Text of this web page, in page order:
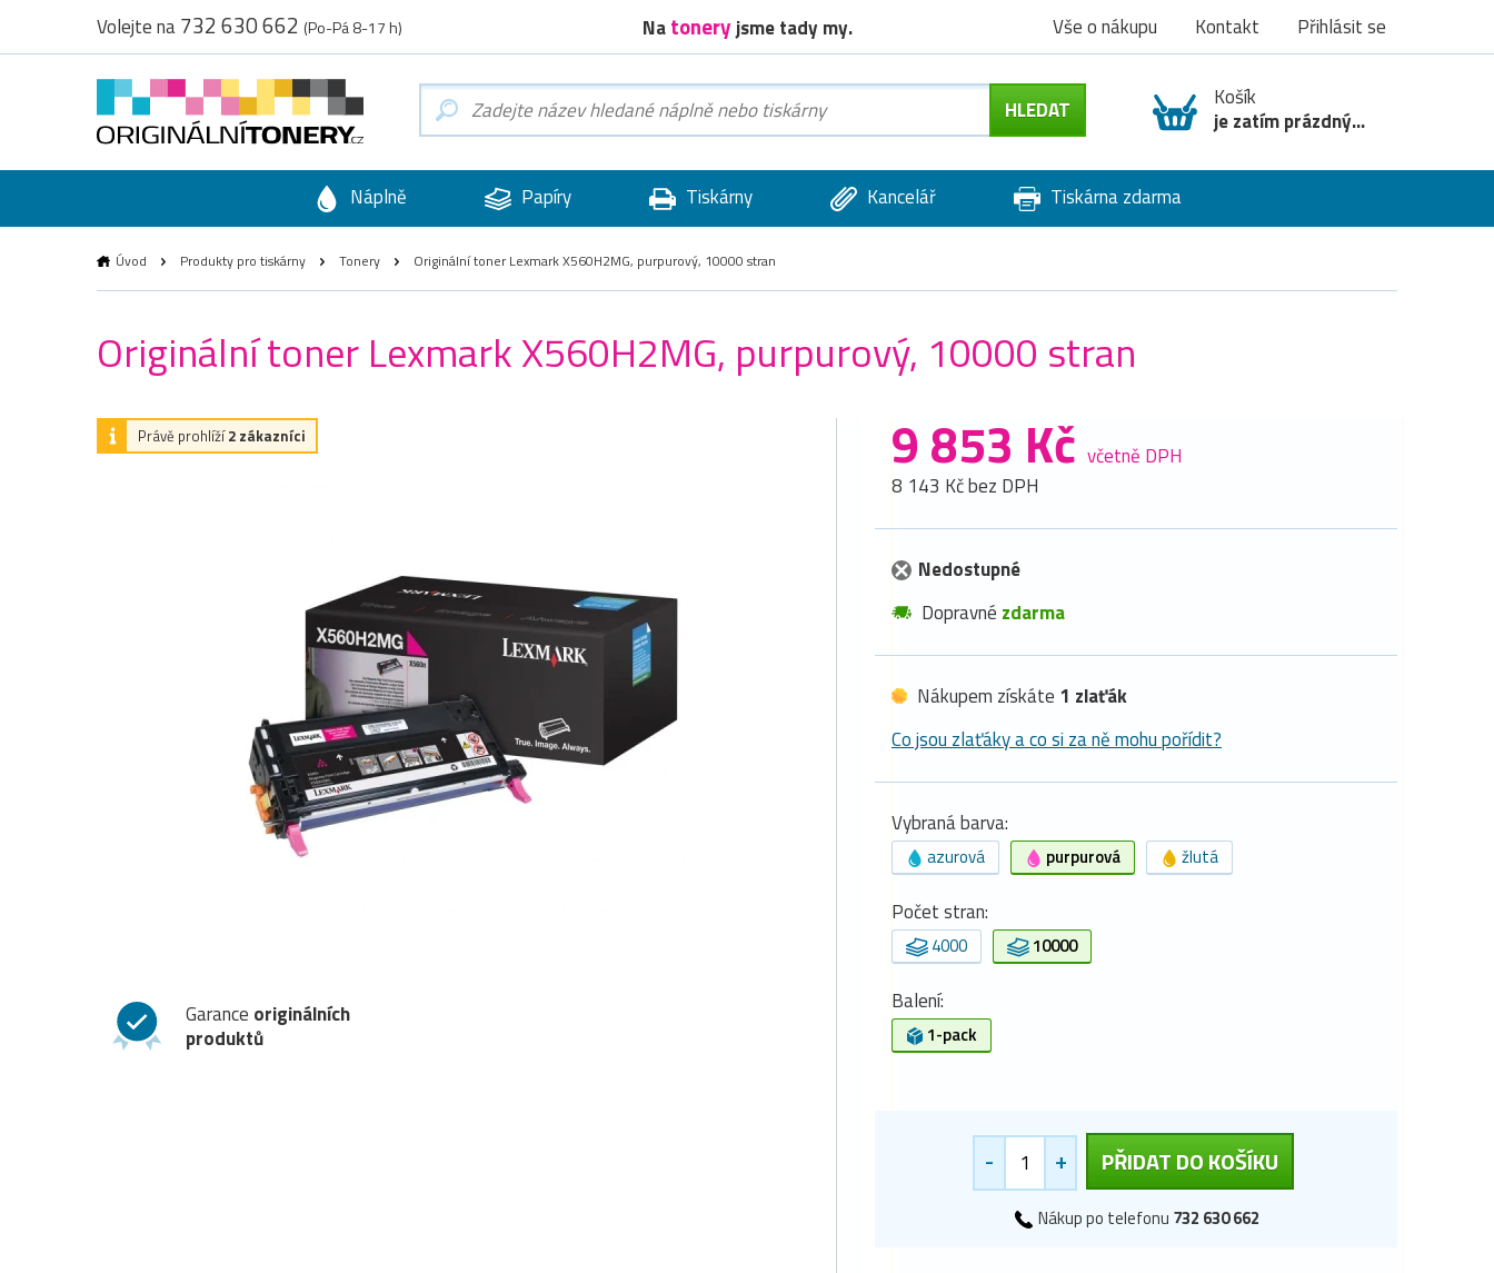
Volejte na732 630 662 (Po-Pá 8-17 h) Natoneryjsme tady my. Vše o nákupu Kontakt Přihlásit se
Košík
je zatím prázdný...
Náplně Papíry Tiskárny Kancelář Tiskárna zdarma
Úvod Produkty pro tiskárny Tonery Originální toner Lexmark X560H2MG, purpurový, 10000 stran
Originální toner Lexmark X560H2MG, purpurový, 10000 stran
Právě prohlíží2 zákazníci
Garance originálních
produktů
9 853 Kč včetně DPH
8 143 Kč bez DPH
Nedostupné
Dopravné zdarma
Nákupem získáte 1 zlaťák
Co jsou zlaťáky a co si za ně mohu pořídit?
Vybraná barva:
azurová purpurová žlutá
Počet stran:
4000 10000
Balení:
1-pack
- + PŘIDAT DO KOŠÍKU
Nákup po telefonu 732 630 662